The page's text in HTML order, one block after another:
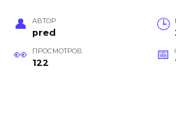
АВТОР
pred
ПРОСМОТРОВ
122